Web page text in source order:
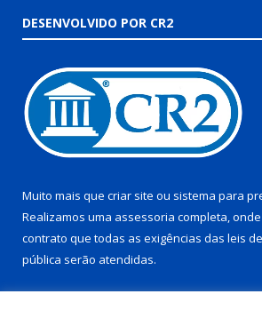
DESENVOLVIDO POR CR2
Muito mais que criar site ou sistema para
Realizamos uma assessoria completa,
contrato que todas as exigências das leis
pública serão atendidas.